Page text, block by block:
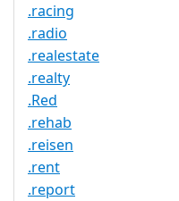
.racing
.radio
.realestate
.realty
.Red
.rehab
.reisen
.rent
.report